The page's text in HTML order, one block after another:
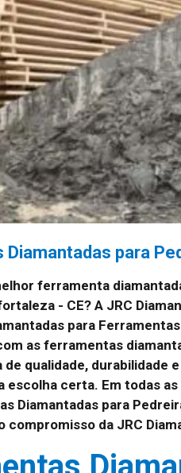
Diamantadas para
ferramenta
- CE? A JRC
para
as ferramentas
qualidade, durabilidade
escolha certa. Em todas
Diamantadas para
compromisso da JRC